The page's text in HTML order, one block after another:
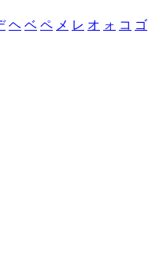
ヘ ベ ペ メ レ オ ォ コ ゴ